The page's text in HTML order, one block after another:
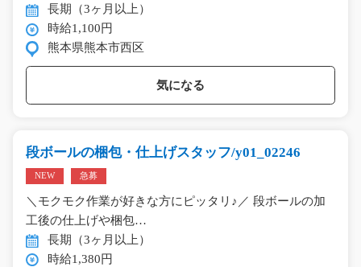
長期（3ヶ月以上）
時給1,100円
熊本県熊本市西区
気になる
段ボールの梱包・仕上げスタッフ/y01_02246
NEW 急募
＼モクモク作業が好きな方にピッタリ♪／ 段ボールの加
工後の仕上げや梱包…
長期（3ヶ月以上）
時給1,380円